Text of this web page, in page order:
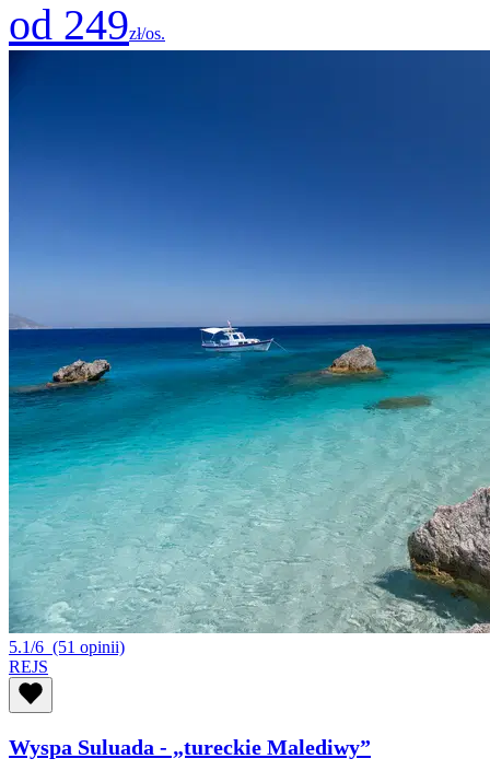
od 249zł/os.
5.1/6 (51 opinii)
REJS
Wyspa Suluada - „tureckie Malediwy”